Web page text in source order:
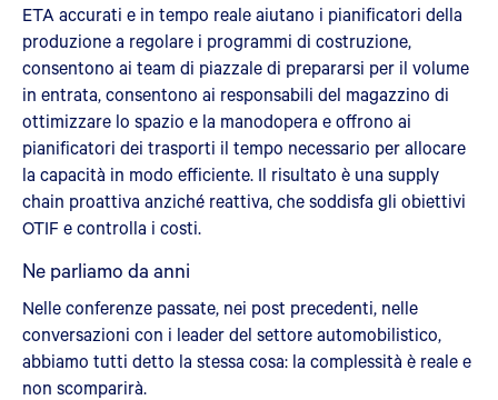
ETA accurati e in tempo reale aiutano i pianificatori della
produzione a regolare i programmi di costruzione,
consentono ai team di piazzale di prepararsi per il volume
in entrata, consentono ai responsabili del magazzino di
ottimizzare lo spazio e la manodopera e offrono ai
pianificatori dei trasporti il tempo necessario per allocare
la capacità in modo efficiente. Il risultato è una supply
chain proattiva anziché reattiva, che soddisfa gli obiettivi
OTIF e controlla i costi.
Ne parliamo da anni
Nelle conferenze passate, nei post precedenti, nelle
conversazioni con i leader del settore automobilistico,
abbiamo tutti detto la stessa cosa: la complessità è reale e
non scomparirà.